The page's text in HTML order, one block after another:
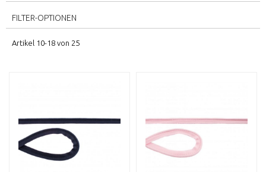
Artikel 10-18 von 25
FILTER-OPTIONEN